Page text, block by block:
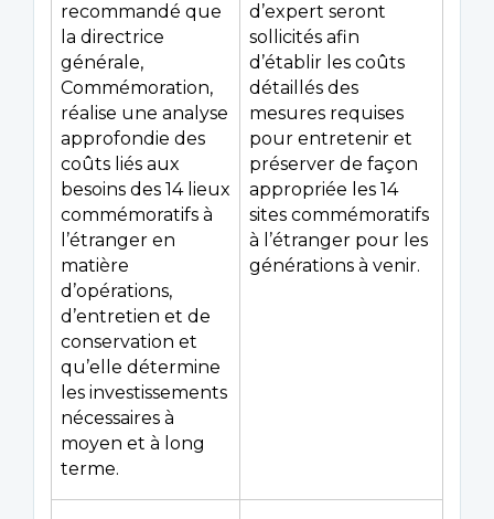
recommandé que
la directrice
générale,
Commémoration,
réalise une analyse
approfondie des
coûts liés aux
besoins des 14 lieux
commémoratifs à
l’étranger en
matière
d’opérations,
d’entretien et de
conservation et
qu’elle détermine
les investissements
nécessaires à
moyen et à long
terme.
d’expert seront
sollicités afin
d’établir les coûts
détaillés des
mesures requises
pour entretenir et
préserver de façon
appropriée les 14
sites commémoratifs
à l’étranger pour les
générations à venir.